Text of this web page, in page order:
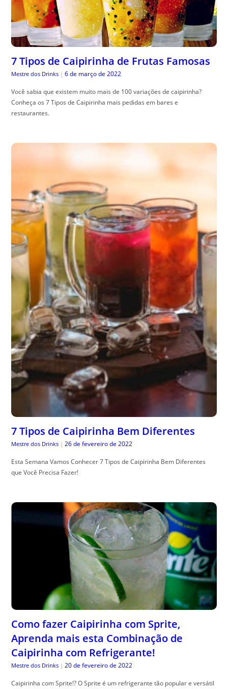
7 Tipos de Caipirinha de Frutas Famosas
Mestre dos Drinks | 6 de março de 2022
Você sabia que existem muito mais de 100 variações de caipirinha?
Conheça os 7 Tipos de Caipirinha mais pedidas em bares e
restaurantes.
7 Tipos de Caipirinha Bem Diferentes
Mestre dos Drinks | 26 de fevereiro de 2022
Esta Semana Vamos Conhecer 7 Tipos de Caipirinha Bem Diferentes
que Você Precisa Fazer!
Como fazer Caipirinha com Sprite,
Aprenda mais esta Combinação de
Caipirinha com Refrigerante!
Mestre dos Drinks | 20 de fevereiro de 2022
Caipirinha com Sprite!? O Sprite é um refrigerante tão popular e versátil